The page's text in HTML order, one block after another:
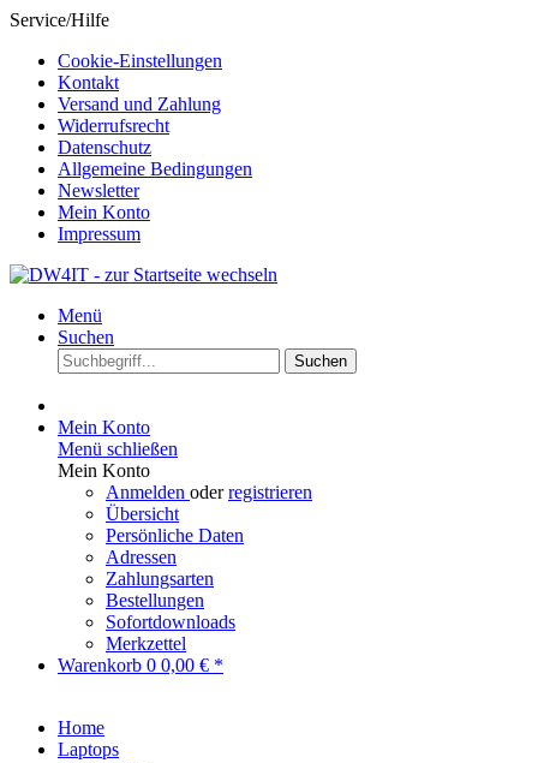
Service/Hilfe
Cookie-Einstellungen
Kontakt
Versand und Zahlung
Widerrufsrecht
Datenschutz
Allgemeine Bedingungen
Newsletter
Mein Konto
Impressum
Menü
Suchen
Suchen
Mein Konto
Menü schließen
Mein Konto
Anmelden oderregistrieren
Übersicht
Persönliche Daten
Adressen
Zahlungsarten
Bestellungen
Sofortdownloads
Merkzettel
Warenkorb 0 0,00 € *
Home
Laptops